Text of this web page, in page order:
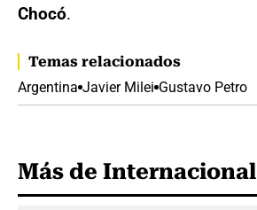
Chocó.
Temas relacionados
Argentina Javier Milei Gustavo Petro
Más de Internacional